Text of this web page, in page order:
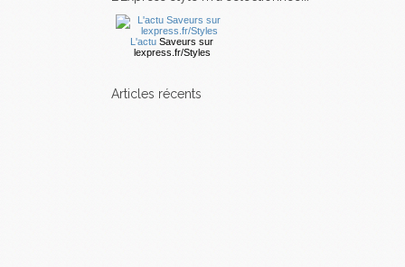
L'actu Saveurs sur
lexpress.fr/Styles
articles récents